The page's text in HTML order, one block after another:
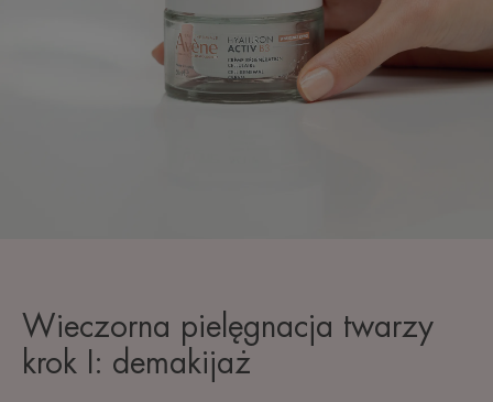
Wieczorna pielęgnacja twarzy
krok I: demakijaż